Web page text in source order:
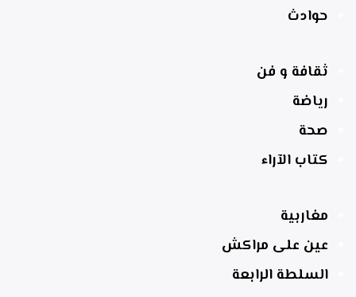
حوادث
ثقافة و فن
رياضة
صحة
كتاب الآراء
مغاربية
عين على مراكش
السلطة الرابعة